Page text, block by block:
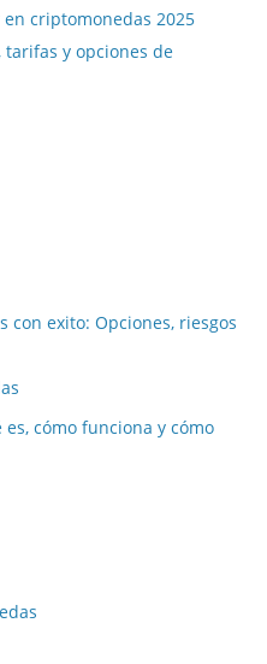
criptomonedas 2025
y opciones de
exito: Opciones, riesgos
cómo funciona y cómo